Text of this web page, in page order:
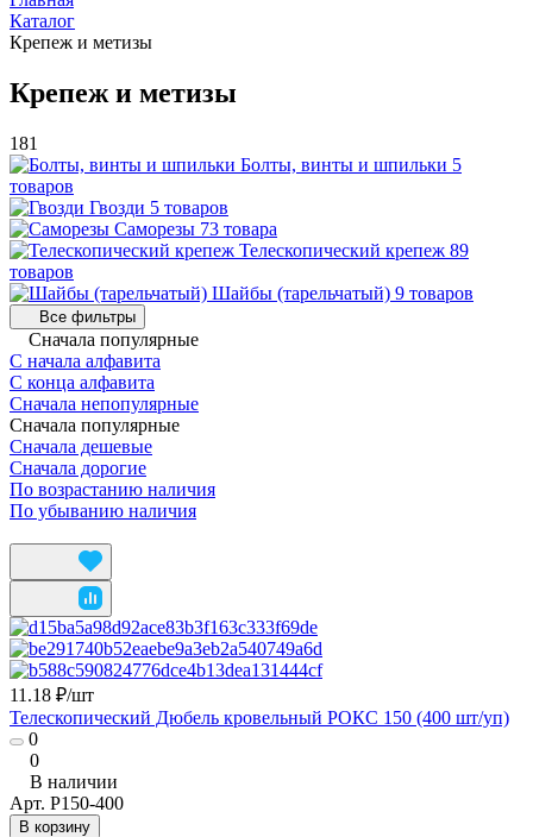
Каталог
Крепеж и метизы
Крепеж и метизы
181
Болты, винты и шпильки 5
товаров
Гвозди 5 товаров
Саморезы 73 товара
Телескопический крепеж 89
товаров
Шайбы (тарельчатый) 9 товаров
Все фильтры
Сначала популярные
С начала алфавита
С конца алфавита
Сначала непопулярные
Сначала популярные
Сначала дешевые
Сначала дорогие
По возрастанию наличия
По убыванию наличия
11.18 ₽/шт
Телескопический Дюбель кровельный РОКС 150 (400 шт/уп)
0
0
В наличии
Арт. Р150-400
В корзину